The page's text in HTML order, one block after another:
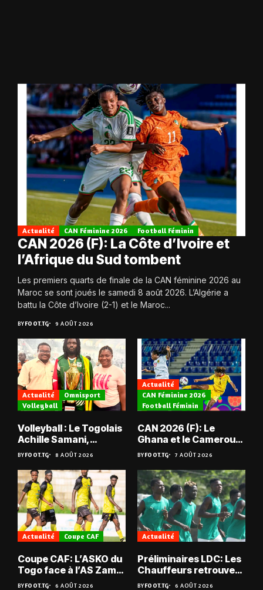
Actualité CAN Féminine 2026 Football Féminin
CAN 2026 (F): La Côte d’Ivoire et
l’Afrique du Sud tombent
Les premiers quarts de finale de la CAN féminine 2026 au
Maroc se sont joués le samedi 8 août 2026. L’Algérie a
battu la Côte d’Ivoire (2-1) et le Maroc...
BYFOOT.TG 9 AOÛT 2026
Actualité
Omnisport
Volleyball
Volleyball : Le Togolais
Achille Samani,
champion du Bénin !
BYFOOT.TG 8 AOÛT 2026
Actualité
CAN Féminine 2026
Football Féminin
CAN 2026 (F): Le
Ghana et le Cameroun
en quarts
BYFOOT.TG 7 AOÛT 2026
Actualité Coupe CAF
Coupe CAF: L’ASKO du
Togo face à l’AS Zam
du Niger
BYFOOT.TG 6 AOÛT 2026
Actualité
Préliminaires LDC: Les
Chauffeurs retrouvent
les Mimos
BYFOOT.TG 6 AOÛT 2026